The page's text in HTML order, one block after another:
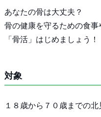
あなたの骨は大丈夫？
骨の健康を守るための食
「骨活」はじめましょう！
対象
１８歳から７０歳までの